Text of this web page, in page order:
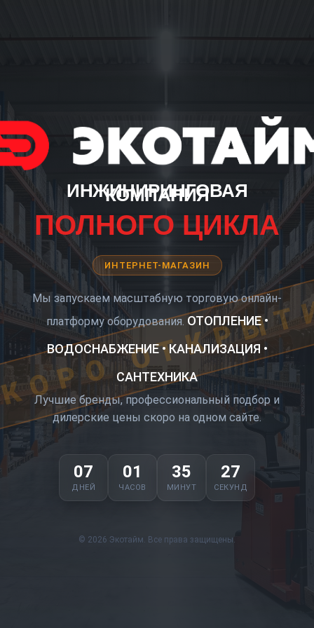
ИНЖИНИРИНГОВАЯ
КОМПАНИЯ
ПОЛНОГО ЦИКЛА
ИНТЕРНЕТ-МАГАЗИН
Мы запускаем масштабную торговую онлайн-
платформу оборудования. ОТОПЛЕНИЕ •
ВОДОСНАБЖЕНИЕ • КАНАЛИЗАЦИЯ •
САНТЕХНИКА
Лучшие бренды, профессиональный подбор и
дилерские цены скоро на одном сайте.
07
ДНЕЙ
01
ЧАСОВ
35
МИНУТ
27
СЕКУНД
© 2026 Экотайм. Все права защищены.